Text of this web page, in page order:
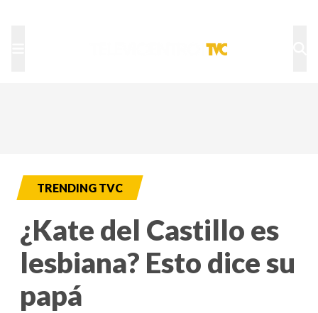
TRENDING TVC
¿Kate del Castillo es
lesbiana? Esto dice su
papá